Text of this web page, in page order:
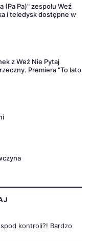
(Pa Pa)" zespołu Weź
i teledysk dostępne w
z Weź Nie Pytaj
Premiera "To lato
kontroli?! Bardzo